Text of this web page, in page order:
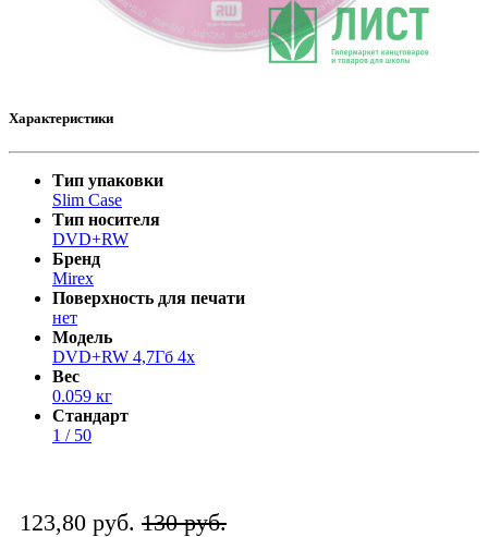
Характеристики
Тип упаковки
Slim Case
Тип носителя
DVD+RW
Бренд
Mirex
Поверхность для печати
нет
Модель
DVD+RW 4,7Гб 4x
Вес
0.059 кг
Стандарт
1 / 50
123,80 руб. 130 руб.